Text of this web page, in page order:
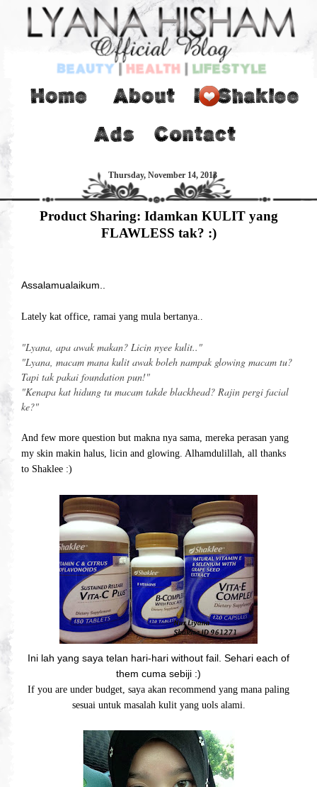
Thursday, November 14, 2013
Product Sharing: Idamkan KULIT yang
FLAWLESS tak? :)
Assalamualaikum..
Lately kat office, ramai yang mula bertanya..
"Lyana, apa awak makan? Licin nyee kulit.."
"Lyana, macam mana kulit awak boleh nampak glowing macam tu?
Tapi tak pakai foundation pun!"
"Kenapa kat hidung tu macam takde blackhead? Rajin pergi facial
ke?"
And few more question but makna nya sama, mereka perasan yang
my skin makin halus, licin and glowing. Alhamdulillah, all thanks
to Shaklee :)
Ini lah yang saya telan hari-hari without fail. Sehari each of
them cuma sebiji :)
If you are under budget, saya akan recommend yang mana paling
sesuai untuk masalah kulit yang uols alami.